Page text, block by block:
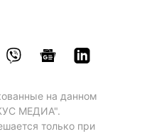
на данном
МЕДИА".
только при